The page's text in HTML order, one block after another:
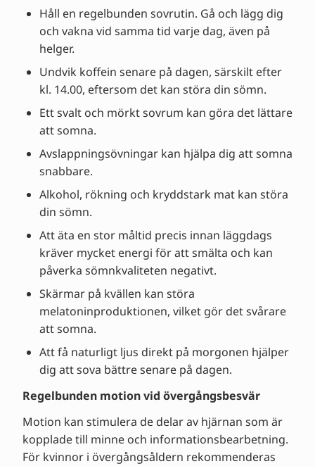
Håll en regelbunden sovrutin. Gå och lägg dig
och vakna vid samma tid varje dag, även på
helger.
Undvik koffein senare på dagen, särskilt efter
kl. 14.00, eftersom det kan störa din sömn.
Ett svalt och mörkt sovrum kan göra det lättare
att somna.
Avslappningsövningar kan hjälpa dig att somna
snabbare.
Alkohol, rökning och kryddstark mat kan störa
din sömn.
Att äta en stor måltid precis innan läggdags
kräver mycket energi för att smälta och kan
påverka sömnkvaliteten negativt.
Skärmar på kvällen kan störa
melatoninproduktionen, vilket gör det svårare
att somna.
Att få naturligt ljus direkt på morgonen hjälper
dig att sova bättre senare på dagen.
Regelbunden motion vid övergångsbesvär
Motion kan stimulera de delar av hjärnan som är
kopplade till minne och informationsbearbetning.
För kvinnor i övergångsåldern rekommenderas